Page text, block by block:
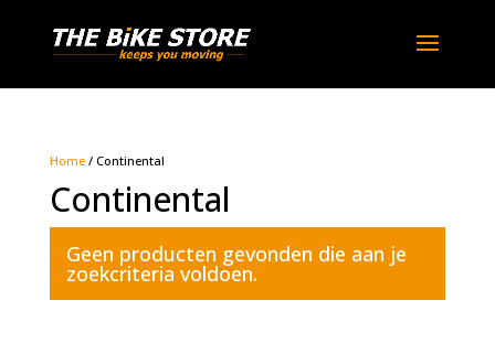
Home/ Continental
Continental
Geen producten gevonden die aan je
zoekcriteria voldoen.